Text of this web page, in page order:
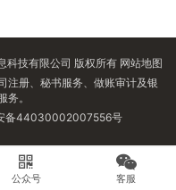
科技有限公司 版权所有 网站地图
注册、秘书服务、做账审计及银
务。
备44030002007556号
公众号 客服